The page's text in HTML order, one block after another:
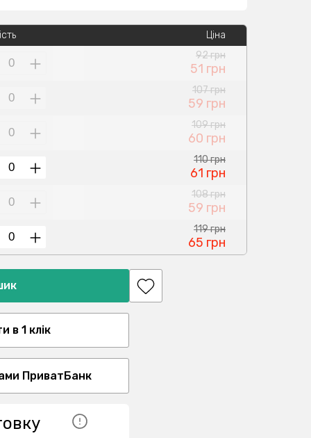
Ціна
92 грн
51 грн
107 грн
59 грн
109 грн
60 грн
110 грн
61 грн
108 грн
59 грн
119 грн
65 грн
в 1 клік
ПриватБанк